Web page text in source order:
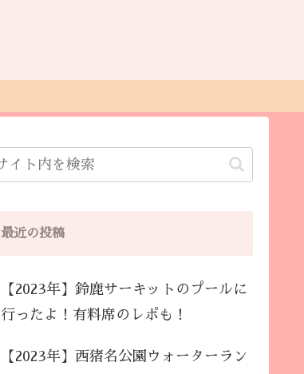
最近の投稿
【2023年】鈴鹿サーキットのプールに
行ったよ！有料席のレポも！
【2023年】西猪名公園ウォーターラン